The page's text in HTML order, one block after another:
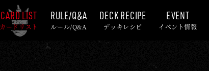
CARD LIST
カードリスト
RULE/Q&A
ルール/Q&A
DECK RECIPE
デッキレシピ
EVENT
イベント情報